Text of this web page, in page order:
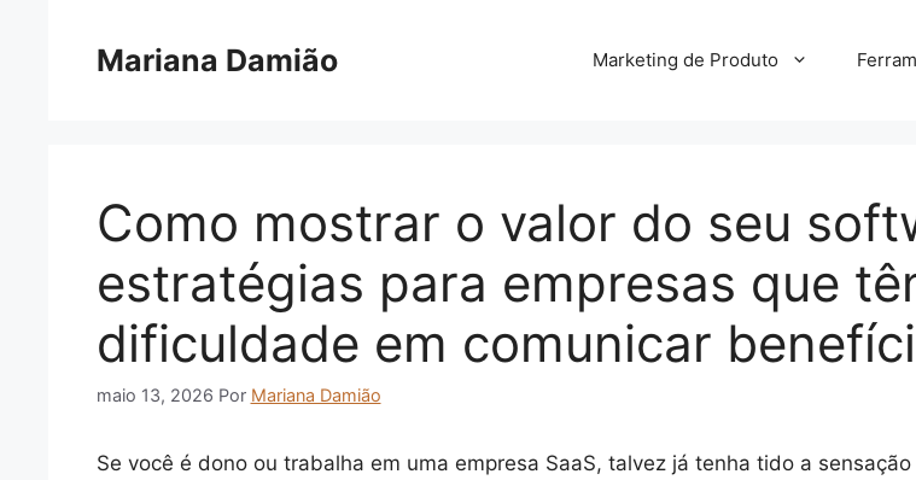
Mariana Damião Marketing de Produto
Como mostrar o valor do seu
estratégias para empresas que
dificuldade em comunicar
maio 13, 2026 Por Mariana Damião
Se você é dono ou trabalha em uma empresa SaaS, talvez já tenha tido a